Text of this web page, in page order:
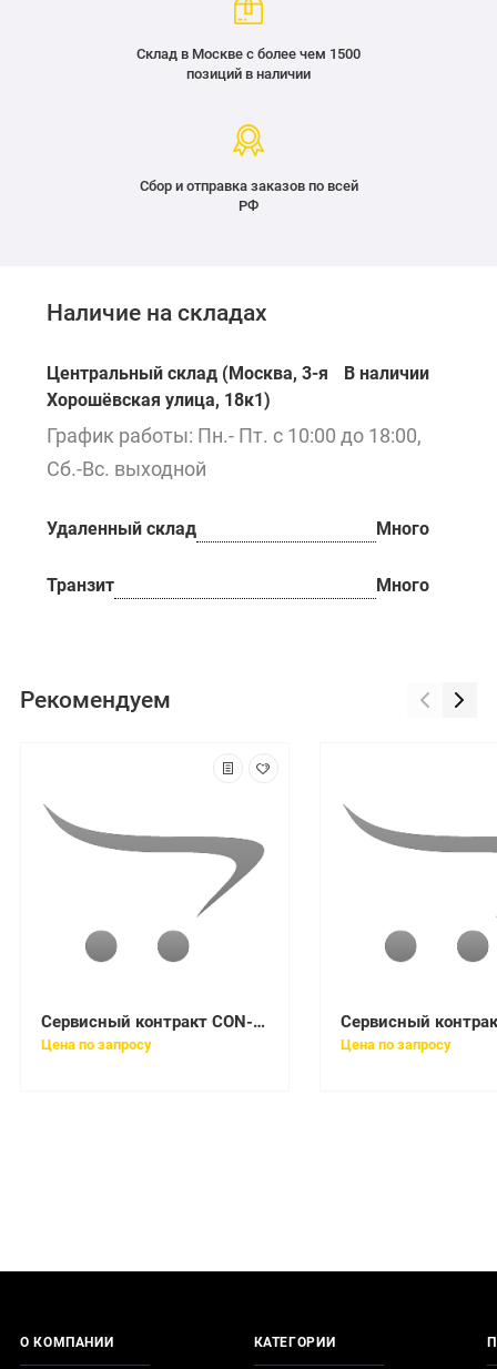
Склад в Москве с более чем 1500
позиций в наличии
Сбор и отправка заказов по всей
РФ
Наличие на складах
Центральный склад (Москва, 3-я
Хорошёвская улица, 18к1)
В наличии
График работы: Пн.- Пт. с 10:00 до 18:00,
Сб.-Вс. выходной
Удаленный склад Много
Транзит Много
Рекомендуем
Сервисный контракт CON-3SNT-WSC385SE
Цена по запросу Цена по запросу
О КОМПАНИИ КАТЕГОРИИ